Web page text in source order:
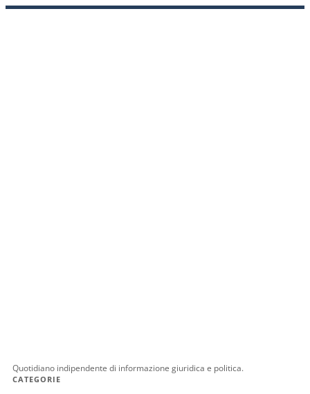
Quotidiano indipendente di informazione giuridica e politica.
CATEGORIE